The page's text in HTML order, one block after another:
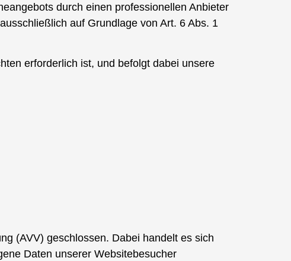
durch einen professionellen Anbieter
auf Grundlage von Art. 6 Abs. 1
erforderlich ist, und befolgt dabei unsere
(AVV) geschlossen. Dabei handelt es sich
Daten unserer Websitebesucher